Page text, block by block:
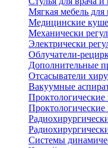
Мягкая мебель
Медицинские
Механически
Электрически
Облучатели-
Дополнительные
Отсасыватели
Вакуумные
Системы